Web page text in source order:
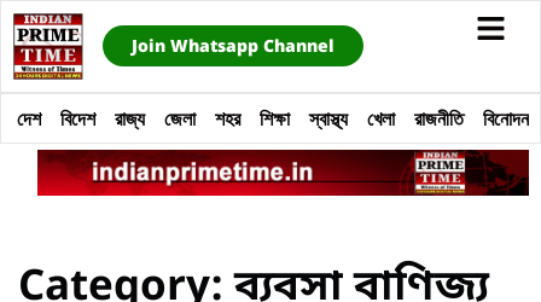
Join Whatsapp Channel
দেশ বিদেশ রাজ্য জেলা শহর শিক্ষা স্বাস্থ্য খেলা রাজনীতি বিনোদন
Category: ব্যবসা বাণিজ্য